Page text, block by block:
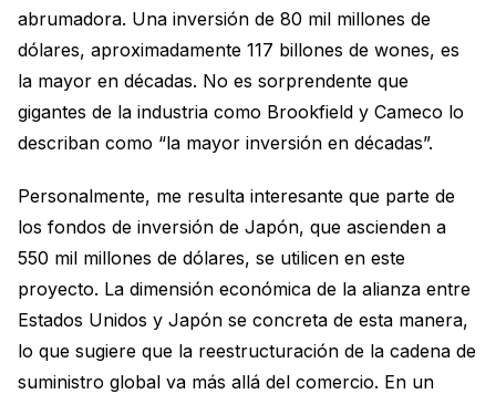
abrumadora. Una inversión de 80 mil millones de
dólares, aproximadamente 117 billones de wones, es
la mayor en décadas. No es sorprendente que
gigantes de la industria como Brookfield y Cameco lo
describan como “la mayor inversión en décadas”.
Personalmente, me resulta interesante que parte de
los fondos de inversión de Japón, que ascienden a
550 mil millones de dólares, se utilicen en este
proyecto. La dimensión económica de la alianza entre
Estados Unidos y Japón se concreta de esta manera,
lo que sugiere que la reestructuración de la cadena de
suministro global va más allá del comercio. En un